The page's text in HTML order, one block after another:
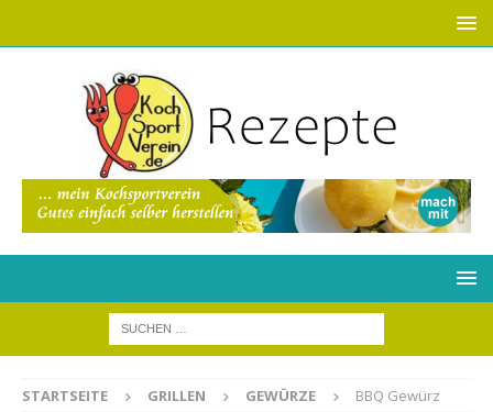
STARTSEITE GRILLEN GEWÜRZE BBQ Gewürz